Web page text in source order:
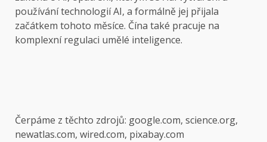
používání technologií AI, a formálně jej přijala
začátkem tohoto měsíce. Čína také pracuje na
komplexní regulaci umělé inteligence.
Čerpáme z těchto zdrojů: google.com, science.org,
newatlas.com, wired.com, pixabay.com